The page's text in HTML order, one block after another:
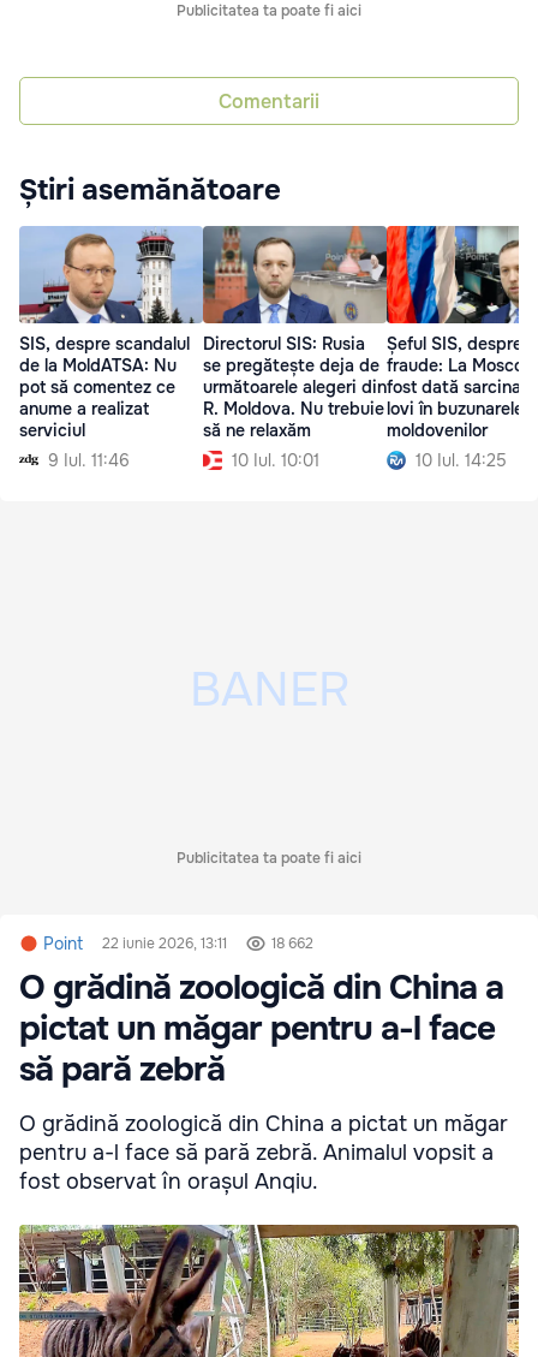
Publicitatea ta poate fi aici
Comentarii
Știri asemănătoare
SIS, despre scandalul
de la MoldATSA: Nu
pot să comentez ce
anume a realizat
serviciul
9 Iul. 11:46
Directorul SIS: Rusia
se pregătește deja de
următoarele alegeri din
R. Moldova. Nu trebuie
să ne relaxăm
10 Iul. 10:01
Șeful SIS, despre
fraude: La
fost dată sarcina
lovi în buzunarele
moldovenilor
10 Iul. 14:25
Publicitatea ta poate fi aici
Point 22 iunie 2026, 13:11 18 662
O grădină zoologică din China a
pictat un măgar pentru a-l face
să pară zebră
O grădină zoologică din China a pictat un măgar
pentru a-l face să pară zebră. Animalul vopsit a
fost observat în orașul Anqiu.